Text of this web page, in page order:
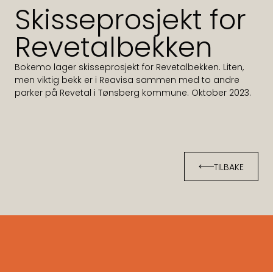
Skisseprosjekt for
Revetalbekken
Bokemo lager skisseprosjekt for Revetalbekken. Liten,
men viktig bekk er i Reavisa sammen med to andre
parker på Revetal i Tønsberg kommune. Oktober 2023.
TILBAKE
TILBAKE